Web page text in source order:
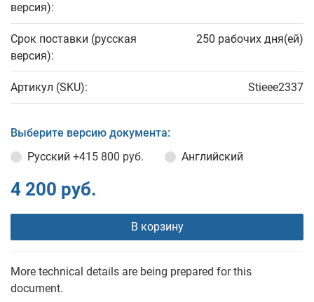
версия):
Срок поставки (русская
версия):
250 рабочих дня(ей)
Артикул (SKU): Stieee2337
Выберите версию документа:
Русский +415 800 руб. Английский
4 200 руб.
В корзину
More technical details are being prepared for this
document.